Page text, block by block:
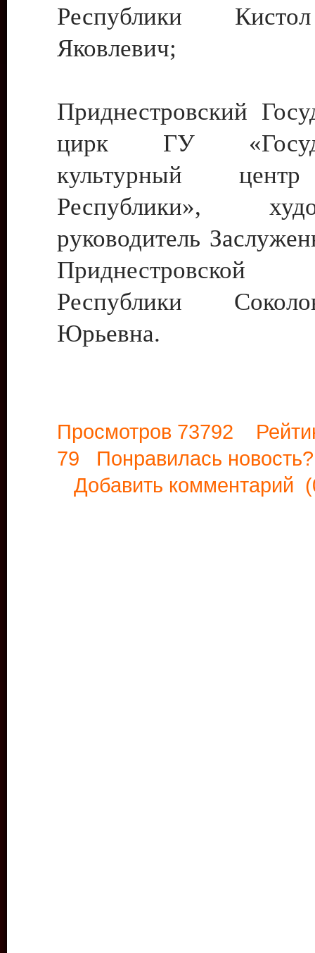
Республики
Яковлевич;
Приднестровский
цирк ГУ
культурный
Республики»,
руководитель
Приднестровской
Республики
Юрьевна.
Просмотров 73792
79 Понравилась
Добавить комментарий